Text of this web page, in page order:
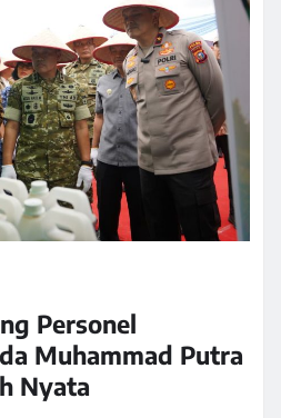
Personel
Muhammad Putra
Nyata